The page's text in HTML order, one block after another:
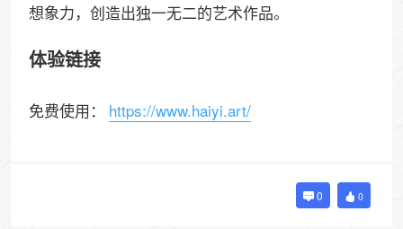
想象力，创造出独一无二的艺术作品。
体验链接
免费使用： https://www.haiyi.art/
0 0